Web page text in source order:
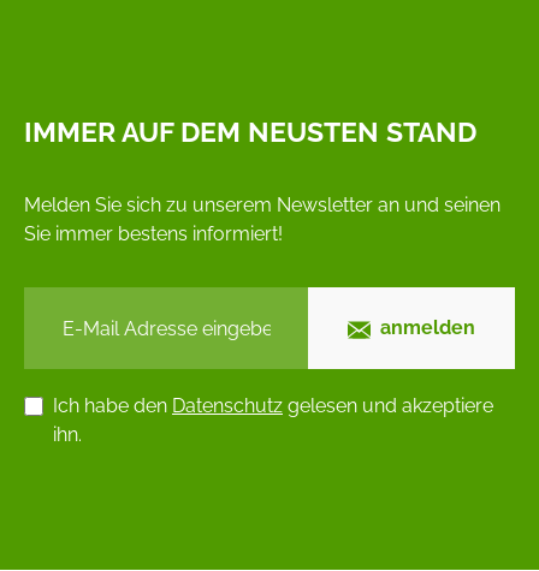
IMMER AUF DEM NEUSTEN STAND
Melden Sie sich zu unserem Newsletter an und seinen
Sie immer bestens informiert!
anmelden
Ich habe den Datenschutz gelesen und akzeptiere
ihn.